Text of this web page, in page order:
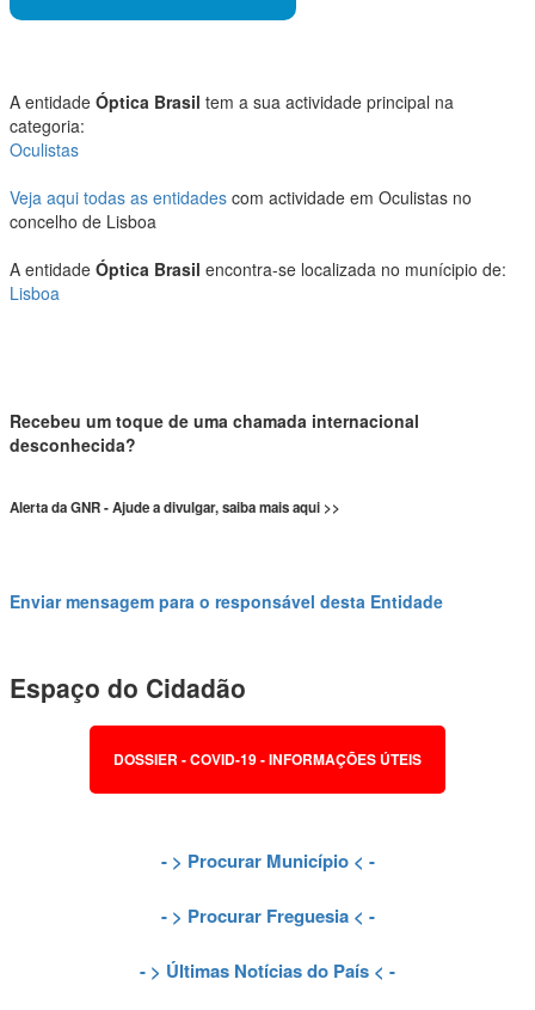
A entidade Óptica Brasil tem a sua actividade principal na
categoria:
Oculistas
Veja aqui todas as entidades com actividade em Oculistas no
concelho de Lisboa
A entidade Óptica Brasil encontra-se localizada no munícipio de:
Lisboa
Recebeu um toque de uma chamada internacional
desconhecida?
Alerta da GNR - Ajude a divulgar, saiba mais aqui >>
Enviar mensagem para o responsável desta Entidade
Espaço do Cidadão
DOSSIER - COVID-19 - INFORMAÇÕES ÚTEIS
- > Procurar Município< -
- > Procurar Freguesia< -
- > Últimas Notícias do País < -